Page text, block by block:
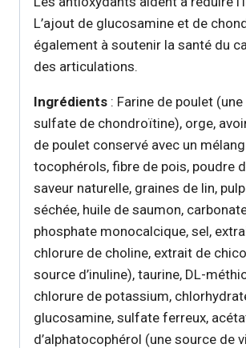
L’ajout de glucosamine et de
également à soutenir la santé du
des articulations.
Ingrédients : Farine de poulet
sulfate de chondroïtine), orge,
de poulet conservé avec un
tocophérols, fibre de pois, poudre
saveur naturelle, graines de lin,
séchée, huile de saumon,
phosphate monocalcique, sel,
chlorure de choline, extrait de
source d’inuline), taurine, DL-
chlorure de potassium,
glucosamine, sulfate ferreux,
d’alphatocophérol (une source de